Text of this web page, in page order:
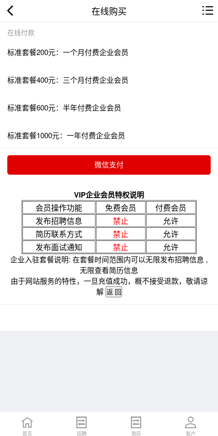
在线购买
在线付款
标准套餐200元：一个月付费企业会员
标准套餐400元：三个月付费企业会员
标准套餐600元：半年付费企业会员
标准套餐1000元：一年付费企业会员
VIP企业会员特权说明
会员操作功能 免费会员
付费会员
发布招聘信息
禁止
允许
简历联系方式
禁止
允许
发布面试通知
禁止 允许
企业入驻套餐说明: 在套餐时间范围内可以无限发布招聘信息 ,
无限查看简历信息
由于网站服务的特性，一旦充值成功，概不接受退款，敬请谅
解
首页 招聘 简历 账户